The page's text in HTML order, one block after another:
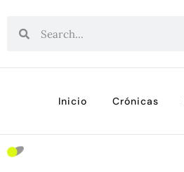
Inicio Crónicas